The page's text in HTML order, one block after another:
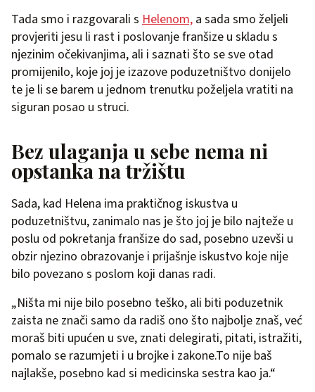
Tada smo i razgovarali s Helenom, a sada smo željeli
provjeriti jesu li rast i poslovanje franšize u skladu s
njezinim očekivanjima, ali i saznati što se sve otad
promijenilo, koje joj je izazove poduzetništvo donijelo
te je li se barem u jednom trenutku poželjela vratiti na
siguran posao u struci.
Bez ulaganja u sebe nema ni
opstanka na tržištu
Sada, kad Helena ima praktičnog iskustva u
poduzetništvu, zanimalo nas je što joj je bilo najteže u
poslu od pokretanja franšize do sad, posebno uzevši u
obzir njezino obrazovanje i prijašnje iskustvo koje nije
bilo povezano s poslom koji danas radi.
„Ništa mi nije bilo posebno teško, ali biti poduzetnik
zaista ne znači samo da radiš ono što najbolje znaš, već
moraš biti upućen u sve, znati delegirati, pitati, istražiti,
pomalo se razumjeti i u brojke i zakone.To nije baš
najlakše, posebno kad si medicinska sestra kao ja.“